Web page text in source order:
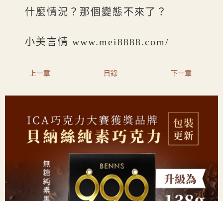
什麼情況？那個變態不來了？
小美言情 www.mei8888.com/
上一章 目錄 下一章